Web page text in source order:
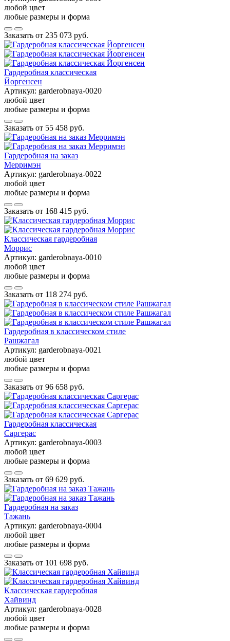
любой цвет
любые размеры и форма
Заказать от 235 073 руб.
Гардеробная классическая
Йоргенсен
Артикул: garderobnaya-0020
любой цвет
любые размеры и форма
Заказать от 55 458 руб.
Гардеробная на заказ
Мерримэн
Артикул: garderobnaya-0022
любой цвет
любые размеры и форма
Заказать от 168 415 руб.
Классическая гардеробная
Моррис
Артикул: garderobnaya-0010
любой цвет
любые размеры и форма
Заказать от 118 274 руб.
Гардеробная в классическом стиле
Рашжагал
Артикул: garderobnaya-0021
любой цвет
любые размеры и форма
Заказать от 96 658 руб.
Гардеробная классическая
Саргерас
Артикул: garderobnaya-0003
любой цвет
любые размеры и форма
Заказать от 69 629 руб.
Гардеробная на заказ
Тажань
Артикул: garderobnaya-0004
любой цвет
любые размеры и форма
Заказать от 101 698 руб.
Классическая гардеробная
Хайвинд
Артикул: garderobnaya-0028
любой цвет
любые размеры и форма